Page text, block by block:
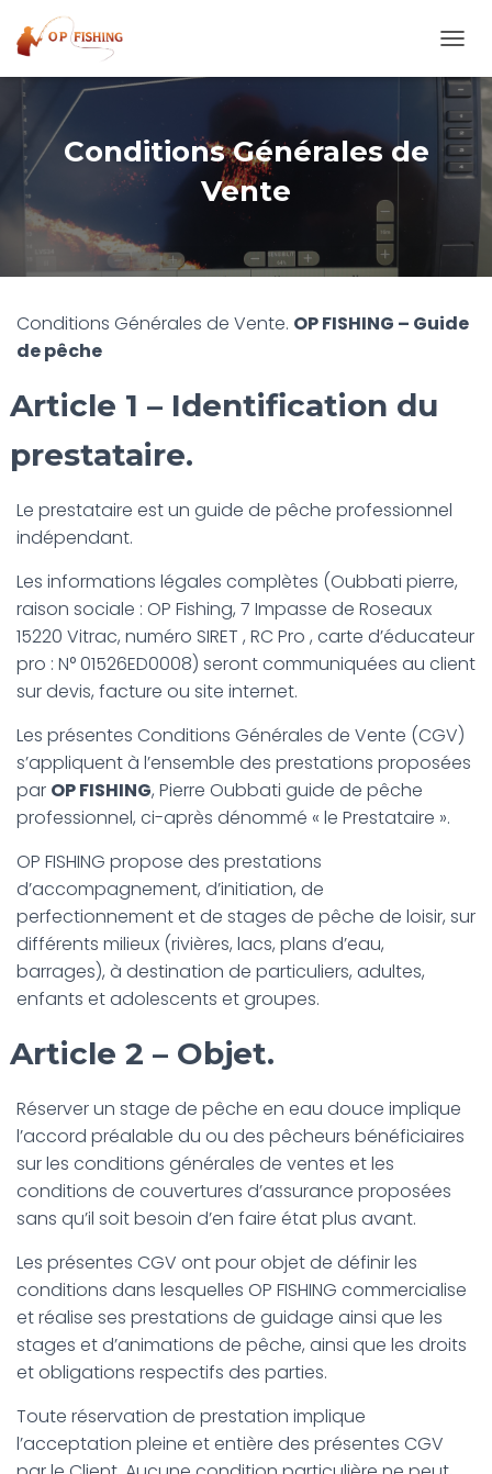
U
V
R
I
R
/
R
L
Conditions Générales de
Vente
Conditions Générales de Vente. OP FISHING – Guide
de pêche
Article 1 – Identification du
prestataire.
Le prestataire est un guide de pêche professionnel
indépendant.
Les informations légales complètes (Oubbati pierre,
raison sociale : OP Fishing, 7 Impasse de Roseaux
15220 Vitrac, numéro SIRET , RC Pro , carte d’éducateur
pro : N° 01526ED0008) seront communiquées au client
sur devis, facture ou site internet.
Les présentes Conditions Générales de Vente (CGV)
s’appliquent à l’ensemble des prestations proposées
par OP FISHING, Pierre Oubbati guide de pêche
professionnel, ci-après dénommé « le Prestataire ».
OP FISHING propose des prestations
d’accompagnement, d’initiation, de
perfectionnement et de stages de pêche de loisir, sur
différents milieux (rivières, lacs, plans d’eau,
barrages), à destination de particuliers, adultes,
enfants et adolescents et groupes.
Article 2 – Objet.
Réserver un stage de pêche en eau douce implique
l’accord préalable du ou des pêcheurs bénéficiaires
sur les conditions générales de ventes et les
conditions de couvertures d’assurance proposées
sans qu’il soit besoin d’en faire état plus avant.
Les présentes CGV ont pour objet de définir les
conditions dans lesquelles OP FISHING commercialise
et réalise ses prestations de guidage ainsi que les
stages et d’animations de pêche, ainsi que les droits
et obligations respectifs des parties.
Toute réservation de prestation implique
l’acceptation pleine et entière des présentes CGV